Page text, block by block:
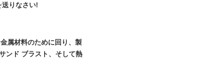
りなさい!
属材料のために回り、製
ンド ブラスト、そして熱